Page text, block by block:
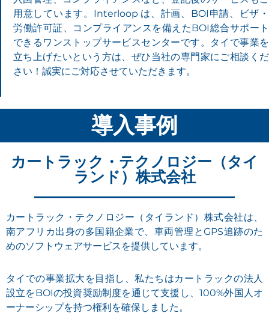
用意しています。Interloop は、計画、BOI申請、ビザ・
労働許可証、コンプライアンスを備えたBOI総合サポート
できるワンストップサービスセンターです。タイで事業を
立ち上げたいという方は、ぜひ当社の専門家にご相談くだ
さい！誠実にご対応させていただきます。
導入事例
カートラック・テクノロジー（タイ
ランド）株式会社
カートラック・テクノロジー（タイランド）株式会社は、
南アフリカ出身の多国籍企業で、車両管理とGPS追跡のた
めのソフトウェアサービスを提供しています。
タイでの事業拡大を目指し、私たちはカートラックの法人
設立をBOIの投資奨励制度を通じて支援し、100%外国人オ
ーナーシップを持つ権利を確保しました。